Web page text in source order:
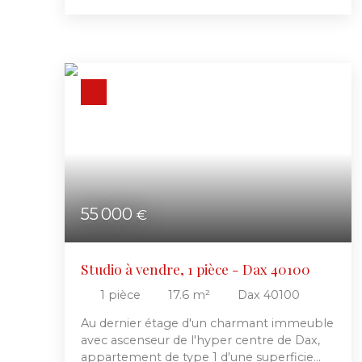
d'une entrée, salon séparé du coin nuit par
55 000 €
Studio à vendre, 1 pièce - Dax 40100
1 pièce 17.6 m²
Dax 40100
Au dernier étage d'un charmant immeuble
avec ascenseur de l'hyper centre de Dax,
appartement de type 1 d'une superficie